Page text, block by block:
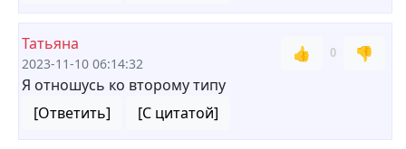
Татьяна
2023-11-10 06:14:32
👍 0
👎
Я отношусь ко второму типу
[Ответить]
[С цитатой]